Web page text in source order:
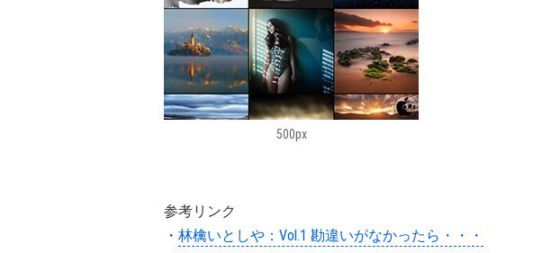
500px
参考リンク
・ 林檎いとしや：Vol.1 勘違いがなかったら・・・